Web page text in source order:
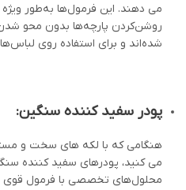
می دهند. این فرمول‌ها به‌طور ویژه
روشن‌کردن پارچه‌ها بدون محو
شده‌اند و برای استفاده روی
پودر سفید کننده سنگین:
هنگامی که با لکه های سخت و
می کنید، پودرهای سفید کننده
محلول‌های تخصصی با فرمول قوی